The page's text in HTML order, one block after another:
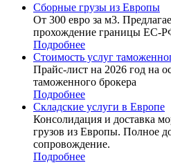
Сборные грузы из Европы
От 300 евро за м3.
прохождение границы ЕС-
Подробнее
Стоимость услуг
Прайс-лист на 2026 год на
таможенного брокера
Подробнее
Складские услуги в Европе
Консолидация и доставка
грузов из Европы. Полное
сопровождение.
Подробнее